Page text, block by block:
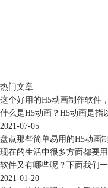
热门文章
这个好用的H5动画制作软件
什么是H5动画？H5动画是指
2021-07-05
盘点那些简单易用的H5动画
现在的生活中很多方面都要
软件又有哪些呢？下面我们
2021-01-20